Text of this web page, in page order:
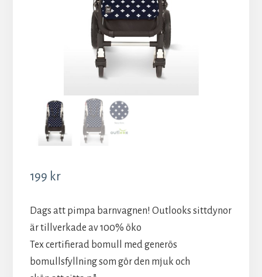
199 kr
Dags att pimpa barnvagnen! Outlooks sittdynor
är tillverkade av 100% öko
Tex certifierad bomull med generös
bomullsfyllning som gör den mjuk och